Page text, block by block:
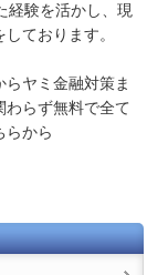
経験を活かし、現
ております。
ヤミ金融対策ま
わらず無料で全て
らから